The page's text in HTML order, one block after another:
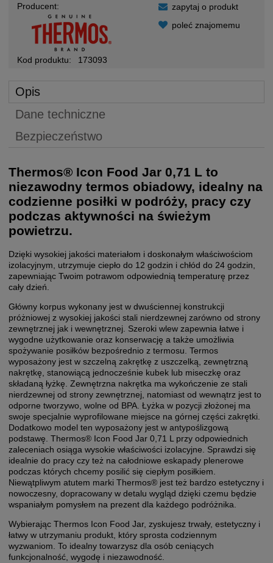
Producent:
Kod produktu: 173093
zapytaj o produkt
poleć znajomemu
Opis
Dane techniczne
Bezpieczeństwo
Thermos® Icon Food Jar 0,71 L to
niezawodny termos obiadowy, idealny na
codzienne posiłki w podróży, pracy czy
podczas aktywności na świeżym
powietrzu.
Dzięki wysokiej jakości materiałom i doskonałym właściwościom
izolacyjnym, utrzymuje ciepło do 12 godzin i chłód do 24 godzin,
zapewniając Twoim potrawom odpowiednią temperaturę przez
cały dzień.
Główny korpus wykonany jest w dwuściennej konstrukcji
próżniowej z wysokiej jakości stali nierdzewnej zarówno od strony
zewnętrznej jak i wewnętrznej. Szeroki wlew zapewnia łatwe i
wygodne użytkowanie oraz konserwację a także umożliwia
spożywanie posiłków bezpośrednio z termosu. Termos
wyposażony jest w szczelną zakrętkę z uszczelką, zewnętrzną
nakrętkę, stanowiącą jednocześnie kubek lub miseczkę oraz
składaną łyżkę. Zewnętrzna nakrętka ma wykończenie ze stali
nierdzewnej od strony zewnętrznej, natomiast od wewnątrz jest to
odporne tworzywo, wolne od BPA. Łyżka w pozycji złożonej ma
swoje specjalnie wyprofilowane miejsce na górnej części zakrętki.
Dodatkowo model ten wyposażony jest w antypoślizgową
podstawę. Thermos® Icon Food Jar 0,71 L przy odpowiednich
zaleceniach osiąga wysokie właściwości izolacyjne. Sprawdzi się
idealnie do pracy czy też na całodniowe eskapady plenerowe
podczas których chcemy posilić się ciepłym posiłkiem.
Niewątpliwym atutem marki Thermos® jest też bardzo estetyczny i
nowoczesny, dopracowany w detalu wygląd dzięki czemu będzie
wspaniałym pomysłem na prezent dla każdego podróżnika.
Wybierając Thermos Icon Food Jar, zyskujesz trwały, estetyczny i
łatwy w utrzymaniu produkt, który sprosta codziennym
wyzwaniom. To idealny towarzysz dla osób ceniących
funkcjonalność, wygodę i niezawodność.